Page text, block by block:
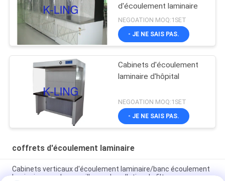
d'écoulement laminaire
NEGOATION MOQ:1SET
- JE NE SAIS PAS.
Cabinets d'écoulement
laminaire d'hôpital
NEGOATION MOQ:1SET
- JE NE SAIS PAS.
coffrets d'écoulement laminaire
Cabinets verticaux d'écoulement laminaire/banc écoulement
laminaire avec la surveillance de pollution de filtre